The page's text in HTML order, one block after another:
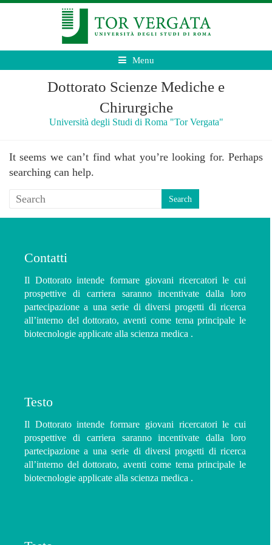
Menu
Dottorato Scienze Mediche e
Chirurgiche
Università degli Studi di Roma "Tor Vergata"
It seems we can’t find what you’re looking for. Perhaps
searching can help.
Contatti
Il Dottorato intende formare giovani ricercatori le cui
prospettive di carriera saranno incentivate dalla loro
partecipazione a una serie di diversi progetti di ricerca
all’interno del dottorato, aventi come tema principale le
biotecnologie applicate alla scienza medica .
Testo
Il Dottorato intende formare giovani ricercatori le cui
prospettive di carriera saranno incentivate dalla loro
partecipazione a una serie di diversi progetti di ricerca
all’interno del dottorato, aventi come tema principale le
biotecnologie applicate alla scienza medica .